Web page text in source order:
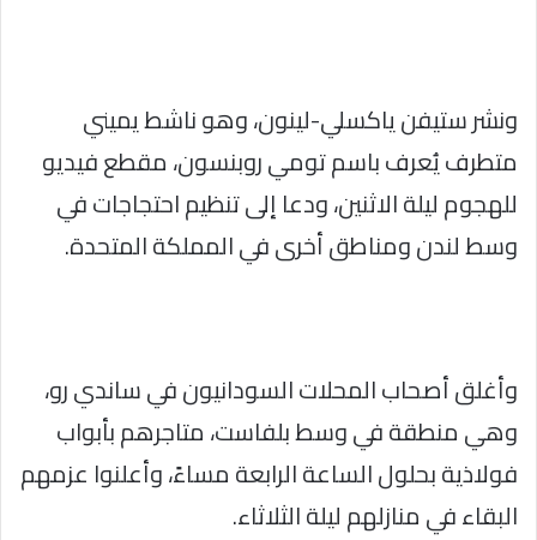
ونشر ستيفن ياكسلي-لينون، وهو ناشط يميني
متطرف يُعرف باسم تومي روبنسون، مقطع فيديو
للهجوم ليلة الاثنين، ودعا إلى تنظيم احتجاجات في
وسط لندن ومناطق أخرى في المملكة المتحدة.
وأغلق أصحاب المحلات السودانيون في ساندي رو،
وهي منطقة في وسط بلفاست، متاجرهم بأبواب
فولاذية بحلول الساعة الرابعة مساءً، وأعلنوا عزمهم
البقاء في منازلهم ليلة الثلاثاء.